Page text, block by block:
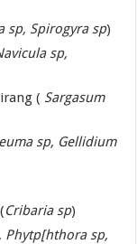
sp, Spirogyra sp)
sp,
( Sargasum
sp, Gellidium
Cribaria sp)
Phytp[hthora sp,